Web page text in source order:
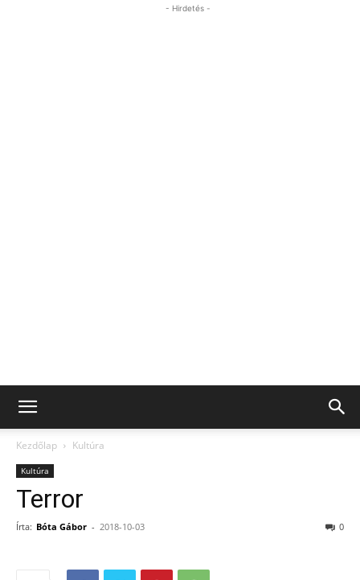
- Hirdetés -
Kezdőlap Kultúra
Kultúra
Terror
Írta: Bóta Gábor - 2018-10-03 0